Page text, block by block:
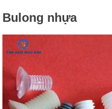
Bulong nhựa